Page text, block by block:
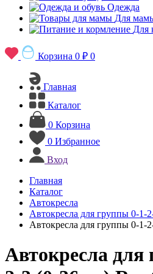
Одежда
Для
Для
Корзина 0 ₽ 0
Главная
Каталог
0 Корзина
0 Избранное
Вход
Главная
Каталог
Автокресла
Автокресла для группы 0-1-
Автокресла для группы 0-1-
Автокресла для